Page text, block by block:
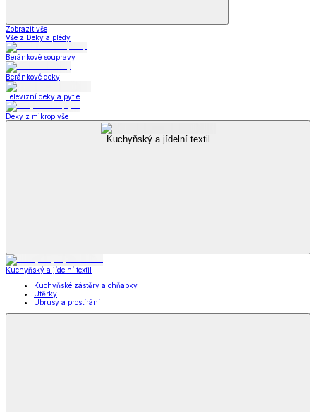
Zobrazit vše
Vše z Deky a plédy
Beránkové soupravy
Beránkové deky
Televizní deky a pytle
Deky z mikroplyše
Kuchyňský a jídelní textil
Kuchyňský a jídelní textil
Kuchyňské zástěry a chňapky
Utěrky
Ubrusy a prostírání